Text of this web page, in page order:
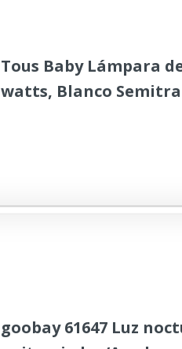
Tous Baby Lámpara
watts, Blanco
goobay 61647 Luz